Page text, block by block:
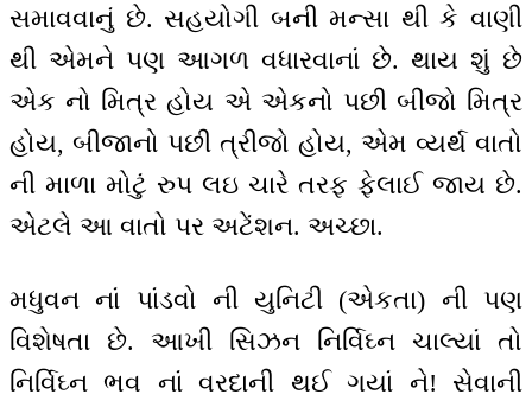
સમાવવાનું છે. સહયોગી બની મન્સા થી કે વાણી
થી એમને પણ આગળ વધારવાનાં છે. થાય શું છે
એક નો મિત્ર હોય એ એકનો પછી બીજો મિત્ર
હોય, બીજાનો પછી ત્રીજો હોય, એમ વ્યર્થ વાતો
ની માળા મોટું રુપ લઇ ચારે તરફ ફેલાઈ જાય છે.
એટલે આ વાતો પર અટેંશન. અચ્છા.
મધુવન નાં પાંડવો ની યુનિટી (એકતા) ની પણ
વિશેષતા છે. આખી સિઝન નિર્વિઘ્ન ચાલ્યાં તો
નિર્વિઘ્ન ભવ નાં વરદાની થઈ ગયાં ને! સેવાની